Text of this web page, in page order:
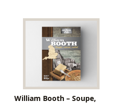
William Booth – Soupe,